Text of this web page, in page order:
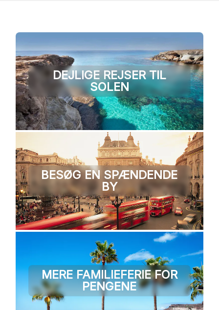
DEJLIGE REJSER TIL
SOLEN
BESØG EN SPÆNDENDE
BY
MERE FAMILIEFERIE FOR
PENGENE